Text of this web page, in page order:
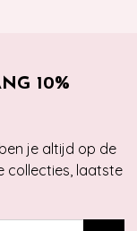
10%
je altijd op de
collecties, laatste